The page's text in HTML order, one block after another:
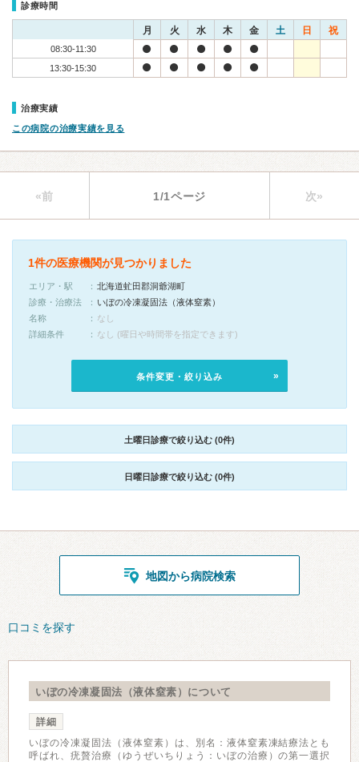
診療時間
月 火 水 木 金 土 日 祝
08:30-11:30
13:30-15:30
治療実績
この病院の治療実績を見る
«前 1/1ページ 次»
1件の医療機関が見つかりました
エリア・駅
北海道虻田郡洞爺湖町
診療・治療法
いぼの冷凍凝固法（液体窒素）
名称
なし
詳細条件
なし (曜日や時間帯を指定できます)
条件変更・絞り込み
土曜日診療で絞り込む (0件)
日曜日診療で絞り込む (0件)
地図から病院検索
口コミを探す
いぼの冷凍凝固法（液体窒素）について
詳細
いぼの冷凍凝固法（液体窒素）は、別名：液体窒素凍結療法とも
呼ばれ、疣贅治療（ゆうぜいちりょう：いぼの治療）の第一選択